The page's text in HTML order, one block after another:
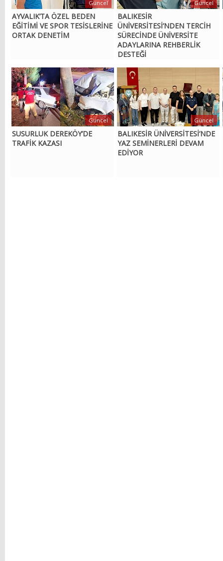
AYVALIK’TA ÖZEL BEDEN
EĞİTİMİ VE SPOR TESİSLERİNE
ORTAK DENETİM
Güncel
BALIKESİR
ÜNİVERSİTESİ’NDEN TERCİH
SÜRECİNDE ÜNİVERSİTE
ADAYLARINA REHBERLİK
DESTEĞİ
Güncel
SUSURLUK DEREKÖY’DE
TRAFİK KAZASI
Güncel
BALIKESİR ÜNİVERSİTESİ’NDE
YAZ SEMİNERLERİ DEVAM
EDİYOR
Güncel